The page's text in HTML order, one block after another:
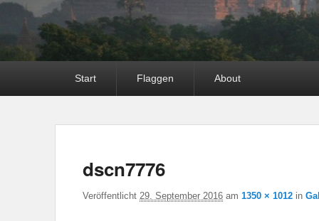
Start Flaggen About
dscn7776
Veröffentlicht 29. September 2016 am 1350 × 1012 in